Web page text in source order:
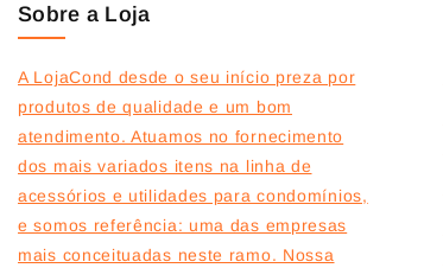
Sobre a Loja
A LojaCond desde o seu início preza por
produtos de qualidade e um bom
atendimento. Atuamos no fornecimento
dos mais variados itens na linha de
acessórios e utilidades para condomínios,
e somos referência: uma das empresas
mais conceituadas neste ramo. Nossa